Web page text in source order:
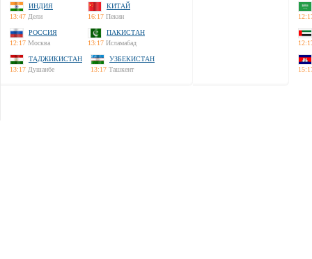
ИНДИЯ
13:47 Дели
КИТАЙ
16:17 Пекин
РОССИЯ
12:17 Москва
ПАКИСТАН
13:17 Исламабад
ТАДЖИКИСТАН
13:17 Душанбе
УЗБЕКИСТАН
13:17 Ташкент